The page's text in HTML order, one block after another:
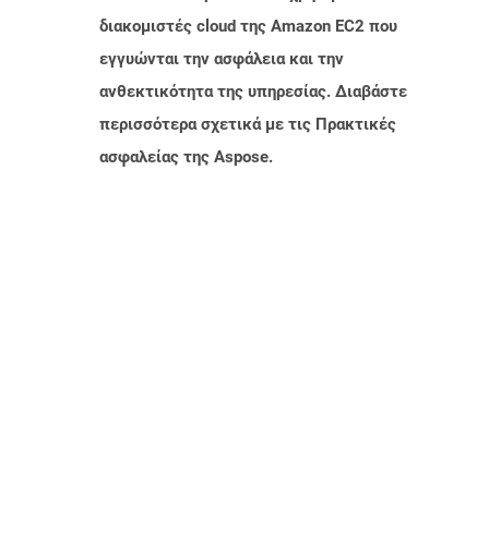
διακομιστές cloud της Amazon EC2 που
εγγυώνται την ασφάλεια και την
ανθεκτικότητα της υπηρεσίας. Διαβάστε
περισσότερα σχετικά με τις Πρακτικές
ασφαλείας της Aspose.